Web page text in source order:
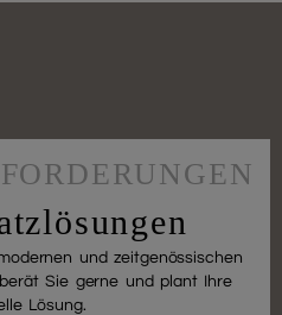
und zeitgenössischen
Sie gerne und plant Ihre
Lösung.